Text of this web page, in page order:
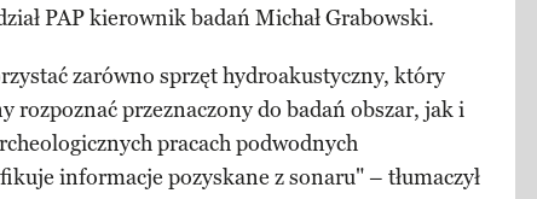
PAP kierownik badań Michał Grabowski.
zarówno sprzęt hydroakustyczny, który
rozpoznać przeznaczony do badań obszar, jak i
pracach podwodnych
informacje pozyskane z sonaru" – tłumaczył